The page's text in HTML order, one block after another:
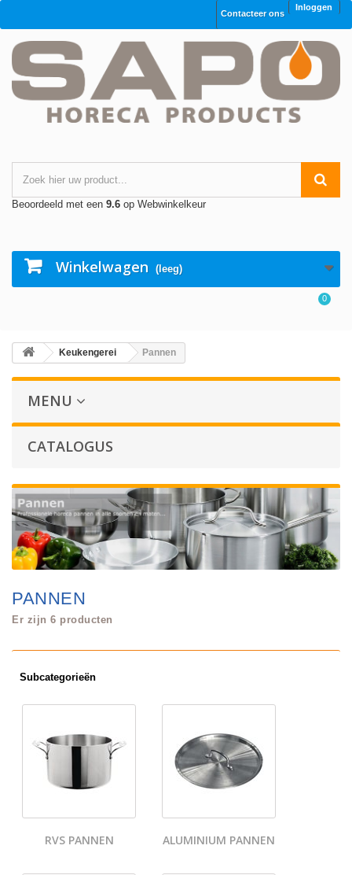
Inloggen
Contacteer ons
Beoordeeld met een 9.6 op Webwinkelkeur
Winkelwagen (leeg)
0
Keukengerei Pannen
MENU
CATALOGUS
PANNEN
Er zijn 6 producten
Subcategorieën
RVS PANNEN ALUMINIUM PANNEN